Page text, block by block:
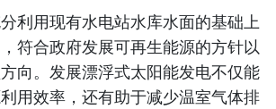
利用现有水电站水库水面的基础上
符合政府发展可再生能源的方针以
向。发展漂浮式太阳能发电不仅能
用效率，还有助于减少温室气体排